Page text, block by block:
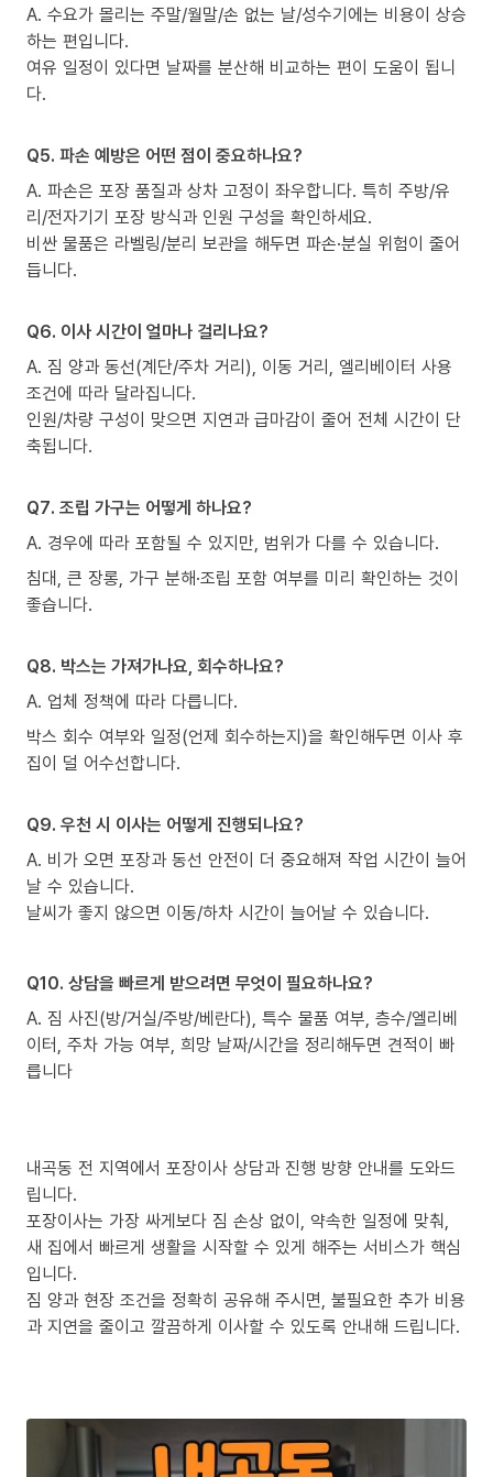
A. 수요가 몰리는 주말/월말/손 없는 날/성수기에는 비용이 상승
하는 편입니다.
여유 일정이 있다면 날짜를 분산해 비교하는 편이 도움이 됩니
다.
Q5. 파손 예방은 어떤 점이 중요하나요?
A. 파손은 포장 품질과 상차 고정이 좌우합니다. 특히 주방/유
리/전자기기 포장 방식과 인원 구성을 확인하세요.
비싼 물품은 라벨링/분리 보관을 해두면 파손·분실 위험이 줄어
듭니다.
Q6. 이사 시간이 얼마나 걸리나요?
A. 짐 양과 동선(계단/주차 거리), 이동 거리, 엘리베이터 사용
조건에 따라 달라집니다.
인원/차량 구성이 맞으면 지연과 급마감이 줄어 전체 시간이 단
축됩니다.
Q7. 조립 가구는 어떻게 하나요?
A. 경우에 따라 포함될 수 있지만, 범위가 다를 수 있습니다.
침대, 큰 장롱, 가구 분해·조립 포함 여부를 미리 확인하는 것이
좋습니다.
Q8. 박스는 가져가나요, 회수하나요?
A. 업체 정책에 따라 다릅니다.
박스 회수 여부와 일정(언제 회수하는지)을 확인해두면 이사 후
집이 덜 어수선합니다.
Q9. 우천 시 이사는 어떻게 진행되나요?
A. 비가 오면 포장과 동선 안전이 더 중요해져 작업 시간이 늘어
날 수 있습니다.
날씨가 좋지 않으면 이동/하차 시간이 늘어날 수 있습니다.
Q10. 상담을 빠르게 받으려면 무엇이 필요하나요?
A. 짐 사진(방/거실/주방/베란다), 특수 물품 여부, 층수/엘리베
이터, 주차 가능 여부, 희망 날짜/시간을 정리해두면 견적이 빠
릅니다
내곡동 전 지역에서 포장이사 상담과 진행 방향 안내를 도와드
립니다.
포장이사는 가장 싸게보다 짐 손상 없이, 약속한 일정에 맞춰,
새 집에서 빠르게 생활을 시작할 수 있게 해주는 서비스가 핵심
입니다.
짐 양과 현장 조건을 정확히 공유해 주시면, 불필요한 추가 비용
과 지연을 줄이고 깔끔하게 이사할 수 있도록 안내해 드립니다.